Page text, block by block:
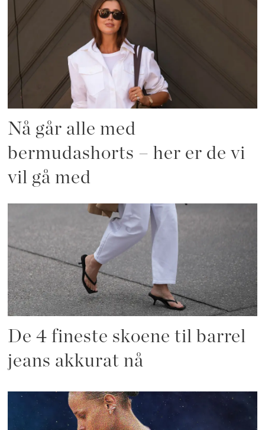
Nå går alle med
bermudashorts – her er de vi
vil gå med
De 4 fineste skoene til barrel
jeans akkurat nå